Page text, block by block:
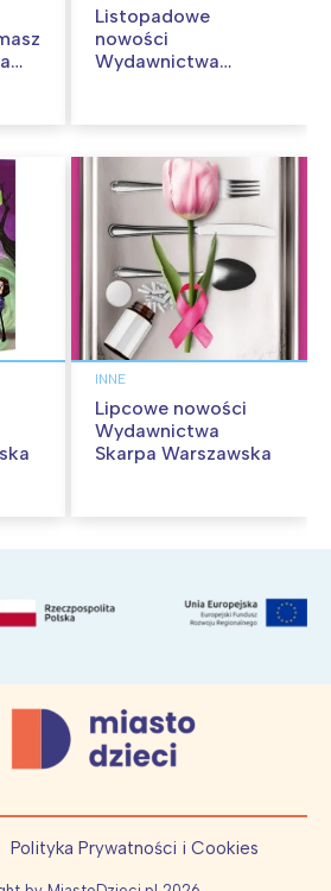
Listopadowe
nowości
Wydawnictwa
INNE
Lipcowe nowości
Wydawnictwa
Skarpa Warszawska
Polityka Prywatności i Cookies